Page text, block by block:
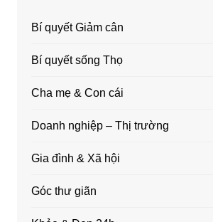
Bí quyết Giảm cân
Bí quyết sống Thọ
Cha mẹ & Con cái
Doanh nghiệp – Thị trường
Gia đình & Xã hội
Góc thư giãn